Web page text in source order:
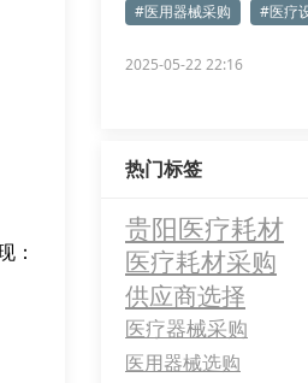
：
#医用器械采购 #医疗
2025-05-22 22:16
热门标签
贵阳医疗耗材
医疗耗材采购
供应商选择
医疗器械采购
医用器械选购